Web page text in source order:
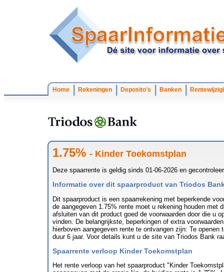
Home Rekeningen Deposito's Banken
1.75% - Kinder Toekomstplan
Deze spaarrente is geldig sinds 01-06-2026 en
Informatie over dit spaarproduct van Triodos
Dit spaarproduct is een spaarrekening met beperkende
de aangegeven 1.75% rente moet u rekening houden met
afsluiten van dit product goed de voorwaarden door die u
vinden. De belangrijkste, beperkingen of extra
hierboven aangegeven rente te ontvangen zijn: Te openen
duur 6 jaar. Voor details kunt u de site van Triodos Bank
Spaarrente verloop Kinder Toekomstplan
Het rente verloop van het spaarproduct "Kinder